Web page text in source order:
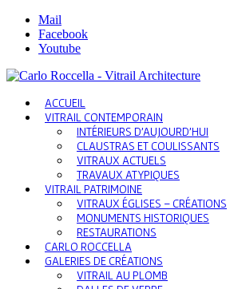
Mail
Facebook
Youtube
ACCUEIL
VITRAIL CONTEMPORAIN
INTÉRIEURS D’AUJOURD’HUI
CLAUSTRAS ET COULISSANTS
VITRAUX ACTUELS
TRAVAUX ATYPIQUES
VITRAIL PATRIMOINE
VITRAUX ÉGLISES – CRÉATIONS
MONUMENTS HISTORIQUES
RESTAURATIONS
CARLO ROCCELLA
GALERIES DE CRÉATIONS
VITRAIL AU PLOMB